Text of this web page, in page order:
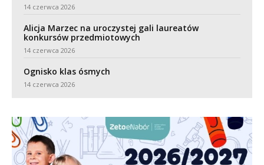
14 czerwca 2026
Alicja Marzec na uroczystej gali laureatów
konkursów przedmiotowych
14 czerwca 2026
Ognisko klas ósmych
14 czerwca 2026